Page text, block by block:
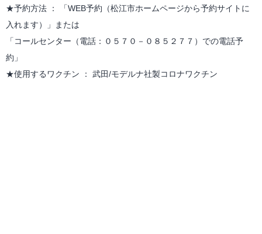
★予約方法 ： 「WEB予約（松江市ホームページから予約サイトに
入れます）」または
「コールセンター（電話：０５７０－０８５２７７）での電話予
約」
★使用するワクチン ： 武田/モデルナ社製コロナワクチン